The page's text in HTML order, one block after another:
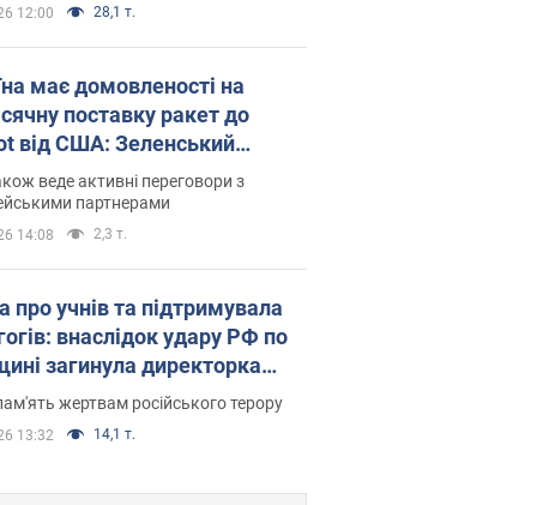
12:00 28,1 т.
має домовленості на
поставку ракет до
від США: Зеленський
подробиці
веде активні переговори з
партнерами
14:08 2,3 т.
про учнів та підтримувала
внаслідок удару РФ по
загинула директорка
ліцею, її чоловік та онук
жертвам російського терору
13:32 14,1 т.